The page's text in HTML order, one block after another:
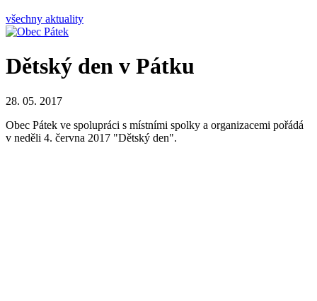
všechny aktuality
Dětský den v Pátku
28. 05. 2017
Obec Pátek ve spolupráci s místními spolky a organizacemi pořádá
v neděli 4. června 2017 "Dětský den".